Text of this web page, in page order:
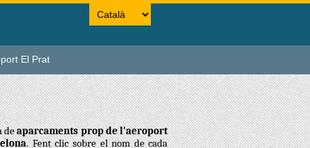
El Prat
deaparcaments prop de l'aeroport
. Fent clic sobre el nom de cada